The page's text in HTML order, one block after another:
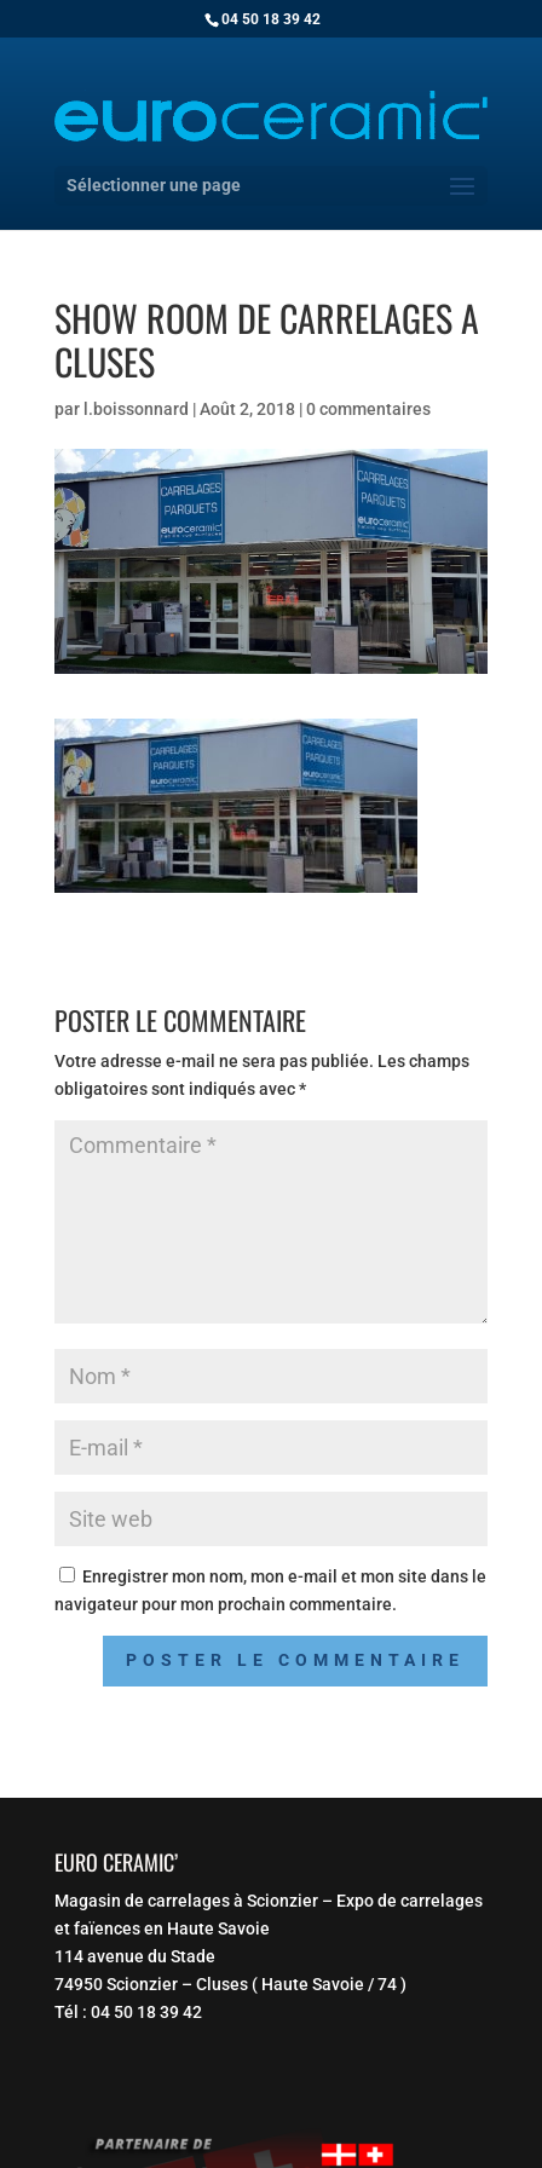
04 50 18 39 42
Sélectionner une page
SHOW ROOM DE CARRELAGES A
CLUSES
par l.boissonnard |Août 2, 2018|0 commentaires
POSTER LE COMMENTAIRE
Votre adresse e-mail ne sera pas publiée. Les champs
obligatoires sont indiqués avec*
Enregistrer mon nom, mon e-mail et mon site dans le
navigateur pour mon prochain commentaire.
EURO CERAMIC’
Magasin de carrelages à Scionzier – Expo de carrelages
et faïences en Haute Savoie
114 avenue du Stade
74950 Scionzier – Cluses ( Haute Savoie / 74 )
Tél : 04 50 18 39 42